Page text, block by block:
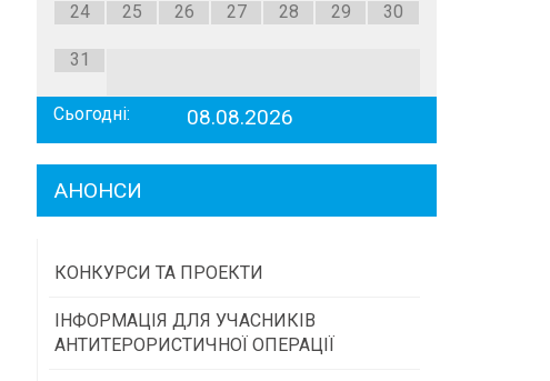
24 25 26 27 28 29 30
31
Сьогодні: 08.08.2026
АНОНСИ
КОНКУРСИ ТА ПРОЕКТИ
Конкурс проектів та програм місцевого
самоврядування
ІНФОРМАЦІЯ ДЛЯ УЧАСНИКІВ
АНТИТЕРОРИСТИЧНОЇ ОПЕРАЦІЇ